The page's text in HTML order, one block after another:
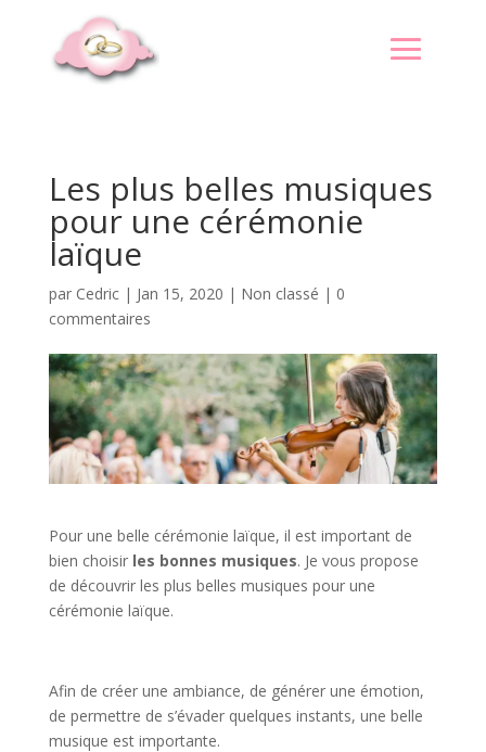
Les plus belles musiques
pour une cérémonie
laïque
par Cedric| Jan 15, 2020 | Non classé | 0
commentaires
Pour une belle cérémonie laïque, il est important de
bien choisir les bonnes musiques. Je vous propose
de découvrir les plus belles musiques pour une
cérémonie laïque.
Afin de créer une ambiance, de générer une émotion,
de permettre de s’évader quelques instants, une belle
musique est importante.